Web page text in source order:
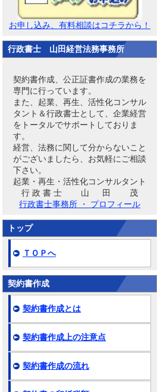
お申し込み、有料相談はコチラから！
行政書士 山田経営法務事務所
契約書作成、公正証書作成の業務を
専門に行っています。
また、起業、再生、活性化コンサル
タント＆行政書士として、企業経営
をトータルでサポートしておりま
す。
経営、法務に関して分からないこと
がございましたら、お気軽にご相談
下さい。
起業・再生・活性化コンサルタント
行 政 書 士 山 田 茂
行政書士事務所 ・ プロフィール
トップ
ＴＯＰへ
契約書作成
契約書作成とは
契約書作成上の注意点
契約書作成の流れ